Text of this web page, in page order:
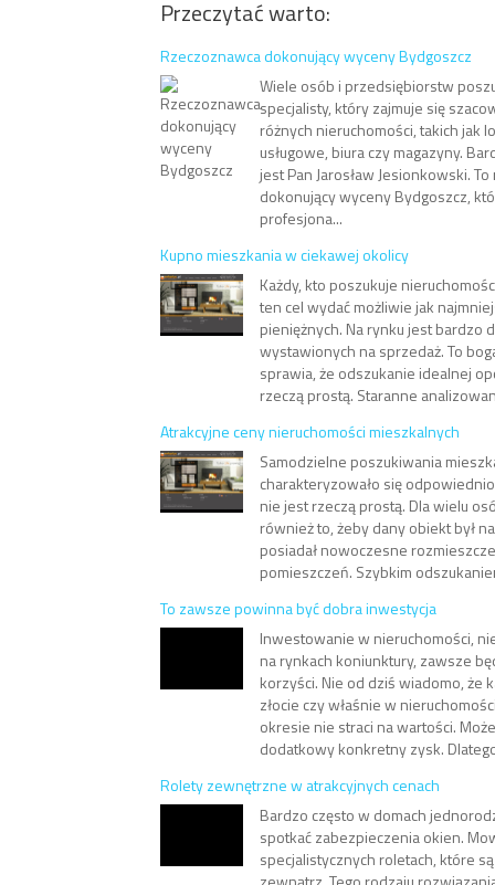
Przeczytać warto:
Rzeczoznawca dokonujący wyceny Bydgoszcz
Wiele osób i przedsiębiorstw
specjalisty, który zajmuje się
różnych nieruchomości, takich jak
usługowe, biura czy magazyny.
jest Pan Jarosław Jesionkowski.
dokonujący wyceny Bydgoszcz,
profesjona...
Kupno mieszkania w ciekawej okolicy
Każdy, kto poszukuje
ten cel wydać możliwie jak
pieniężnych. Na rynku jest bardzo
wystawionych na sprzedaż. To
sprawia, że odszukanie idealnej
rzeczą prostą. Staranne
Atrakcyjne ceny nieruchomości mieszkalnych
Samodzielne poszukiwania
charakteryzowało się
nie jest rzeczą prostą. Dla wielu
również to, żeby dany obiekt był
posiadał nowoczesne
pomieszczeń. Szybkim
To zawsze powinna być dobra inwestycja
Inwestowanie w nieruchomości,
na rynkach koniunktury, zawsze
korzyści. Nie od dziś wiadomo, że
złocie czy właśnie w
okresie nie straci na wartości.
dodatkowy konkretny zysk.
Rolety zewnętrzne w atrakcyjnych cenach
Bardzo często w domach
spotkać zabezpieczenia okien.
specjalistycznych roletach, które